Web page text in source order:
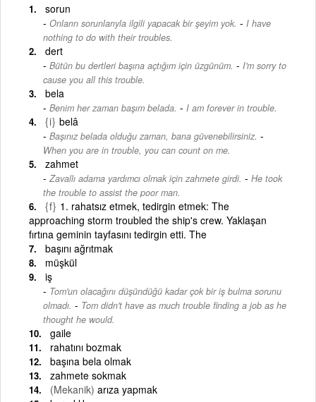
sorun
Onların sorunlarıyla ilgili yapacak bir şeyim yok. - I have
nothing to do with their troubles.
dert
Bütün bu dertleri başına açtığım için üzgünüm. - I'm sorry to
cause you all this trouble.
bela
Benim her zaman başım belada. - I am forever in trouble.
{i} belâ
Başınız belada olduğu zaman, bana güvenebilirsiniz. -
When you are in trouble, you can count on me.
zahmet
Zavallı adama yardımcı olmak için zahmete girdi. - He took
the trouble to assist the poor man.
{f} 1. rahatsız etmek, tedirgin etmek: The
approaching storm troubled the ship's crew. Yaklaşan
fırtına geminin tayfasını tedirgin etti. The
başını ağrıtmak
müşkül
iş
Tom'un olacağını düşündüğü kadar çok bir iş bulma sorunu
olmadı. - Tom didn't have as much trouble finding a job as he
thought he would.
gaile
rahatını bozmak
başına bela olmak
zahmete sokmak
(Mekanik) arıza yapmak